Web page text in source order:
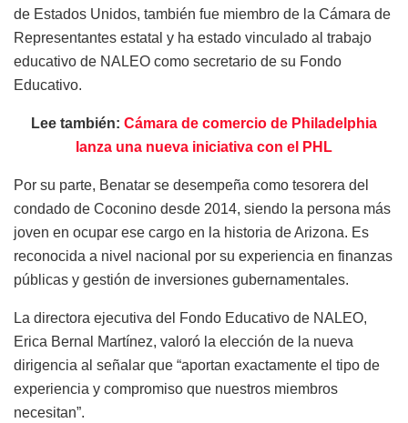
de Estados Unidos, también fue miembro de la Cámara de
Representantes estatal y ha estado vinculado al trabajo
educativo de NALEO como secretario de su Fondo
Educativo.
Lee también: Cámara de comercio de Philadelphia
lanza una nueva iniciativa con el PHL
Por su parte, Benatar se desempeña como tesorera del
condado de Coconino desde 2014, siendo la persona más
joven en ocupar ese cargo en la historia de Arizona. Es
reconocida a nivel nacional por su experiencia en finanzas
públicas y gestión de inversiones gubernamentales.
La directora ejecutiva del Fondo Educativo de NALEO,
Erica Bernal Martínez, valoró la elección de la nueva
dirigencia al señalar que “aportan exactamente el tipo de
experiencia y compromiso que nuestros miembros
necesitan”.